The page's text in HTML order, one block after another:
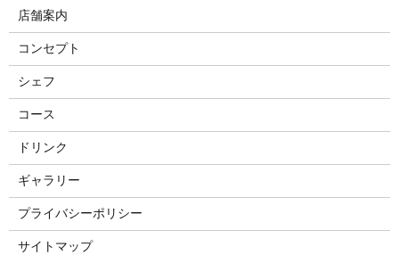
店舗案内
コンセプト
シェフ
コース
ドリンク
ギャラリー
プライバシーポリシー
サイトマップ